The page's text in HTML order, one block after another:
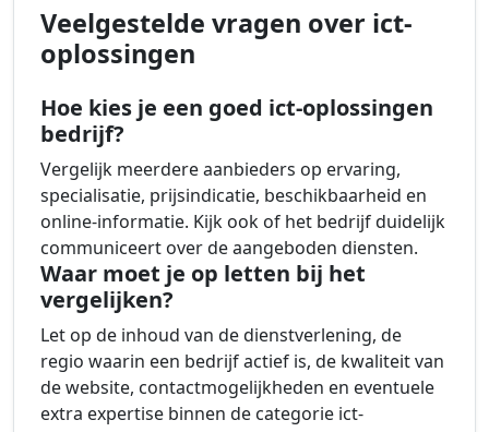
Veelgestelde vragen over ict-
oplossingen
Hoe kies je een goed ict-oplossingen
bedrijf?
Vergelijk meerdere aanbieders op ervaring,
specialisatie, prijsindicatie, beschikbaarheid en
online-informatie. Kijk ook of het bedrijf duidelijk
communiceert over de aangeboden diensten.
Waar moet je op letten bij het
vergelijken?
Let op de inhoud van de dienstverlening, de
regio waarin een bedrijf actief is, de kwaliteit van
de website, contactmogelijkheden en eventuele
extra expertise binnen de categorie ict-